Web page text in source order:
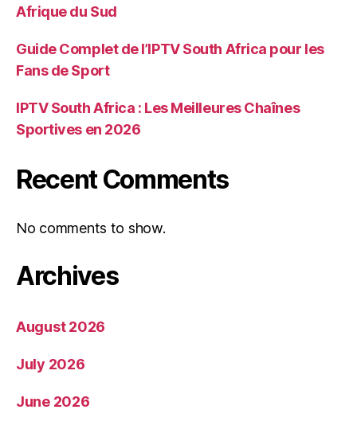
Afrique du Sud
Guide Complet de l’IPTV South Africa pour les
Fans de Sport
IPTV South Africa : Les Meilleures Chaînes
Sportives en 2026
Recent Comments
No comments to show.
Archives
August 2026
July 2026
June 2026